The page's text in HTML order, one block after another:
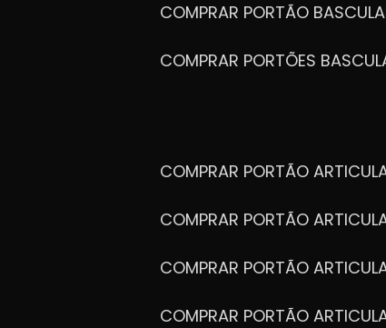
COMPRAR PORTÃO
COMPRAR PORTÕES
COMPRAR PORTÃO
COMPRAR PORTÃO
COMPRAR PORTÃO
COMPRAR PORTÃO